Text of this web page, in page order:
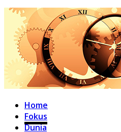
Home
Fokus
Dunia